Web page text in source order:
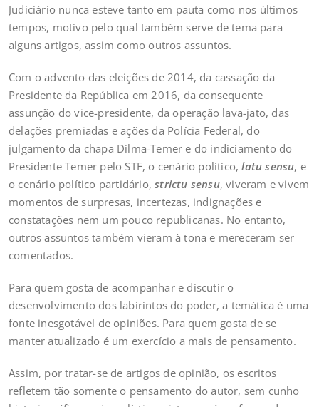
Judiciário nunca esteve tanto em pauta como nos últimos
tempos, motivo pelo qual também serve de tema para
alguns artigos, assim como outros assuntos.
Com o advento das eleições de 2014, da cassação da
Presidente da República em 2016, da consequente
assunção do vice-presidente, da operação lava-jato, das
delações premiadas e ações da Polícia Federal, do
julgamento da chapa Dilma-Temer e do indiciamento do
Presidente Temer pelo STF, o cenário político,latu sensu, e
o cenário político partidário,strictu sensu, viveram e vivem
momentos de surpresas, incertezas, indignações e
constatações nem um pouco republicanas. No entanto,
outros assuntos também vieram à tona e mereceram ser
comentados.
Para quem gosta de acompanhar e discutir o
desenvolvimento dos labirintos do poder, a temática é uma
fonte inesgotável de opiniões. Para quem gosta de se
manter atualizado é um exercício a mais de pensamento.
Assim, por tratar-se de artigos de opinião, os escritos
refletem tão somente o pensamento do autor, sem cunho